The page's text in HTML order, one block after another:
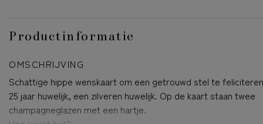
Productinformatie
OMSCHRIJVING
Schattige hippe wenskaart om een getrouwd stel te
25 jaar huwelijk, een zilveren huwelijk. Op de kaart staan twee
champagneglazen met een hartje.